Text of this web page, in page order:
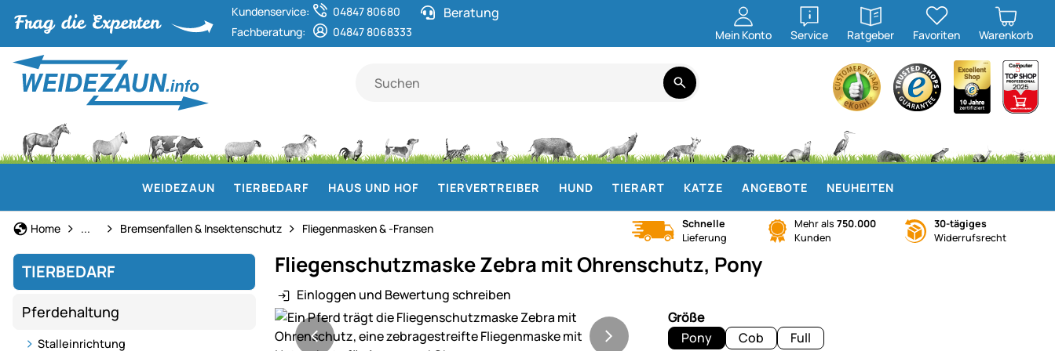
Kundenservice:
04847 80680
Fachberatung:
04847 8068333
Beratung
Mein Konto Service
öffnen
Ratgeber
öffnen
Favoriten Warenkorb
WEIDEZAUN TIERBEDARF HAUS UND HOF TIERVERTREIBER HUND TIERART KATZE ANGEBOTE NEUHEITEN
Home Pferdehaltung
... Bremsenfallen & Insektenschutz Fliegenmasken & -Fransen
Schnelle
Lieferung
Mehr als 750.000
Kunden
30-tägiges
Widerrufsrecht
TIERBEDARF
Pferdehaltung
Stalleinrichtung
Fliegenschutzmaske Zebra mit Ohrenschutz, Pony
Einloggen und Bewertung schreiben
Produktgalerie
Größe
Pony
Cob Full